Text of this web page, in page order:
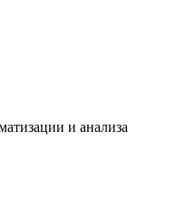
и анализа